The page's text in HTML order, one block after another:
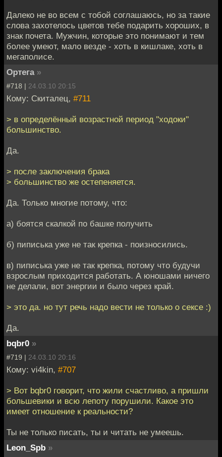
Далеко не во всем с тобой соглашаюсь, но за такие
слова захотелось цветов тебе подарить хороших, в
знак почета. Мужчин, которые это понимают и тем
более умеют, мало везде - хоть в кишлаке, хоть в
мегаполисе.
Ортега »
#718 | 24.03.10 20:15
Кому: Скиталец, #711
> в определённый возрастной период "ходоки"
большинство.
Да.
> после заключения брака
> большинство же остепеняется.
Да. Только многие потому, что:
а) боятся скалкой по башке получить
б) пиписька уже не так крепка - поизносились.
в) пиписька уже не так крепка, потому что будучи
взрослым приходится работать. А юношами ничего
не делали, вот энергии и было через край.
> это да. но тут речь надо вести не только о сексе :)
Да.
bqbr0 »
#719 | 24.03.10 20:16
Кому: vi4kin, #707
> Вот bqbr0 говорит, что жили счастливо, а пришли
большевики и всю лепоту порушили. Какое это
имеет отношение к реальности?
Ты не только писать, ты и читать не умеешь.
Leon_Spb »